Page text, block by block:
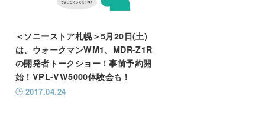
＜ソニーストア札幌＞5月20日(土)
は、ウォークマンWM1、MDR-Z1R
の開発者トークショー！事前予約開
始！VPL-VW5000体験会も！
2017.04.24